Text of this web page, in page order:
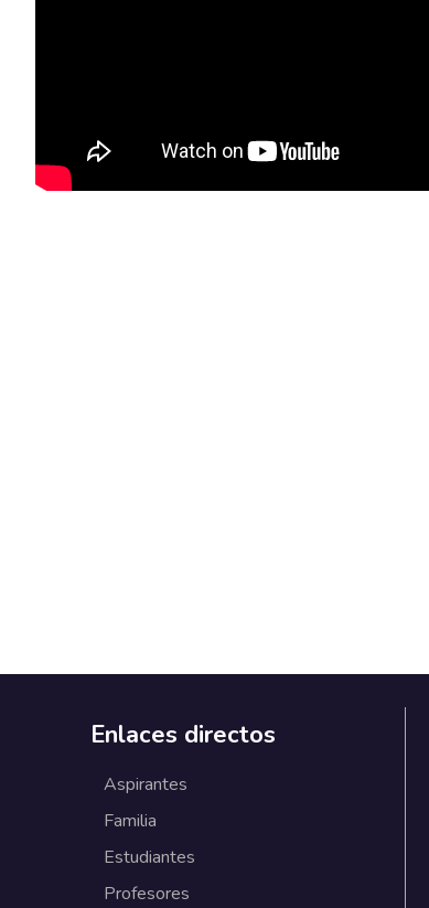
Enlaces directos
Aspirantes
Familia
Estudiantes
Profesores